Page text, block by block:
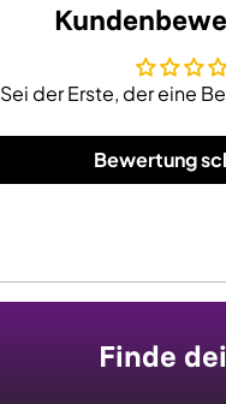
Sei der Erste, der eine
Bewertung
Finde